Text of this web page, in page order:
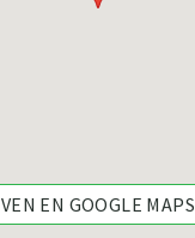
VEN EN GOOGLE MAPS